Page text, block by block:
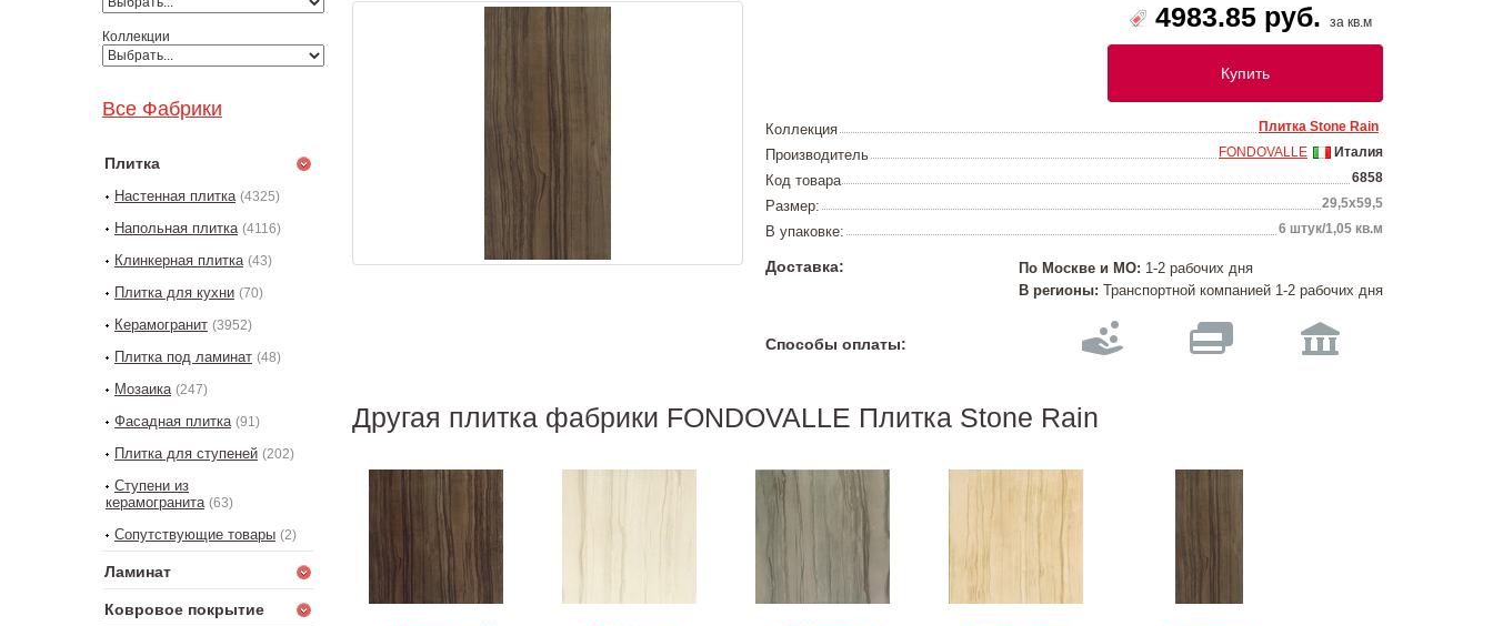
Коллекции
Все Фабрики
Плитка
Настенная плитка (4325)
Напольная плитка (4116)
Клинкерная плитка (43)
Плитка для кухни (70)
Керамогранит (3952)
Плитка под ламинат (48)
Мозаика (247)
Фасадная плитка (91)
Плитка для ступеней (202)
Ступени из
керамогранита (63)
Сопутствующие товары (2)
Ламинат
Ковровое покрытие
4983.85 руб. за кв.м
Купить
Коллекция Плитка Stone Rain
Производитель Италия
FONDOVALLE
Код товара 6858
Размер: 29,5х59,5
В упаковке: 6 штук/1,05 кв.м
Доставка: По Москве и МО: 1-2 рабочих дня
В регионы: Транспортной компанией 1-2 рабочих дня
Способы оплаты:
Другая плитка фабрики FONDOVALLE Плитка Stone Rain